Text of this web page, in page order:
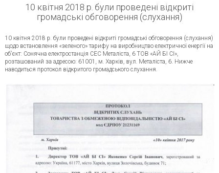
10 квітня 2018 р. були проведені відкриті
громадські обговорення (слухання)
10 квітня 2018 р. були проведені відкриті громадські обговорення (слухання)
щодо встановлення «зеленого» тарифу на виробництво електричної енергії на
об’єкт: Сонячна електростанція СЕС Металіста, 6 ТОВ «АЙ БІ СІ»,
розташований за адресою: 61001, м. Харків, вул. Металіста, 6. Нижче
наводиться протокол відкритого громадського слухання.